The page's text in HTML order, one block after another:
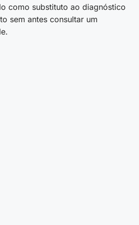
como substituto ao diagnóstico
sem antes consultar um